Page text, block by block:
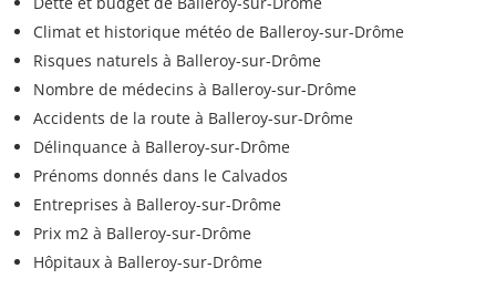
Climat et historique météo de Balleroy-sur-Drôme
Risques naturels à Balleroy-sur-Drôme
Nombre de médecins à Balleroy-sur-Drôme
Accidents de la route à Balleroy-sur-Drôme
Délinquance à Balleroy-sur-Drôme
Prénoms donnés dans le Calvados
Entreprises à Balleroy-sur-Drôme
Prix m2 à Balleroy-sur-Drôme
Hôpitaux à Balleroy-sur-Drôme